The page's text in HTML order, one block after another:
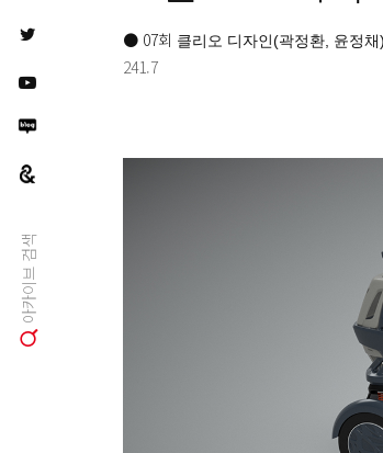
● 07회 클리오 디자인(곽정환, 윤정채)
241.7
아카이브 검색